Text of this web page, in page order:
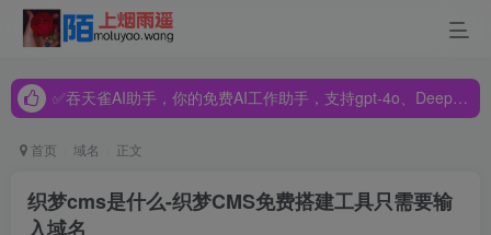
✅吞天雀AI助手，你的免费AI工作助手，支持gpt-4o、DeepSeek、Claude🔥🔥🔥🔥
✅吞天雀AI助手，你的免费AI工作助手，支持gpt-4o、DeepSeek、Claude🔥🔥🔥🔥
首页 域名 正文
织梦cms是什么-织梦CMS免费搭建工具只需要输
入域名